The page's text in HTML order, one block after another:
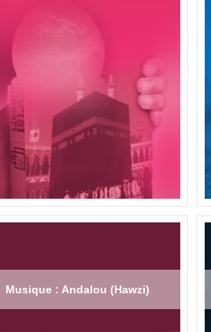
Musique : Andalou (Hawzi)